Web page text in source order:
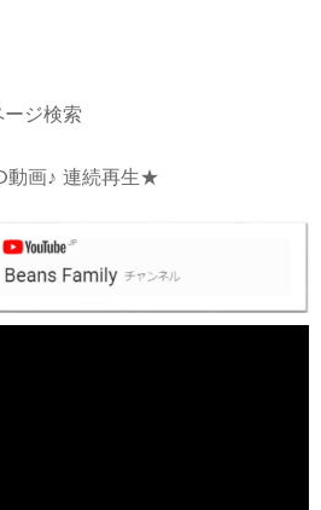
ジ検索
動画♪ 連続再生★